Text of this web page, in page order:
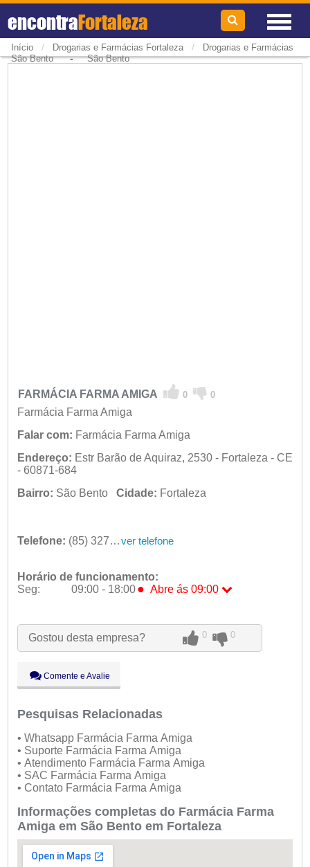
encontraFortaleza
Início / Drogarias e Farmácias Fortaleza /
Drogarias e Farmácias
São Bento-São Bento
FARMÁCIA FARMA AMIGA 0 0
Farmácia Farma Amiga
Falar com: Farmácia Farma Amiga
Endereço: Estr Barão de Aquiraz, 2530 - Fortaleza - CE
- 60871-684
Bairro: São Bento Cidade: Fortaleza
Telefone: (85) 3274-9099 ver telefone
Horário de funcionamento:
Seg:
09:00 - 18:00 ● Abre ás 09:00
Qua:
09:00 - 18:00
Qui:
09:00 - 18:00
Sáb:
Dom:
Fechado
Gostou desta empresa? 0 0
Comente e Avalie
Pesquisas Relacionadas
• Whatsapp Farmácia Farma Amiga
• Suporte Farmácia Farma Amiga
• Atendimento Farmácia Farma Amiga
• SAC Farmácia Farma Amiga
• Contato Farmácia Farma Amiga
Informações completas do Farmácia Farma
Amiga em São Bento em Fortaleza